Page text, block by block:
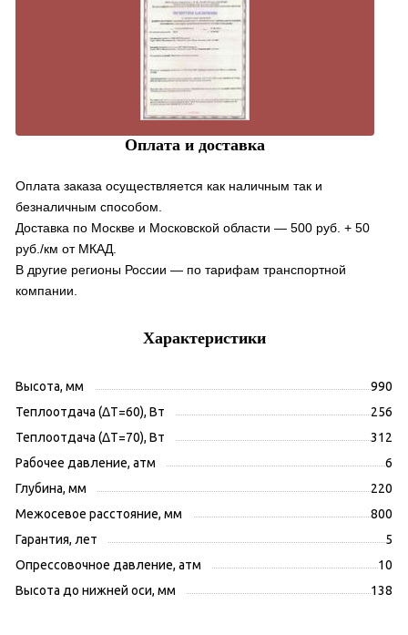
Оплата и доставка
Оплата заказа осуществляется как наличным так и
безналичным способом.
Доставка по Москве и Московской области — 500 руб. + 50
руб./км от МКАД.
В другие регионы России — по тарифам транспортной
компании.
Характеристики
Высота, мм
990
Теплоотдача (ΔT=60), Вт
256
Теплоотдача (ΔT=70), Вт
312
Рабочее давление, атм
6
Глубина, мм
220
Межосевое расстояние, мм
800
Гарантия, лет
5
Опрессовочное давление, атм
10
Высота до нижней оси, мм
138